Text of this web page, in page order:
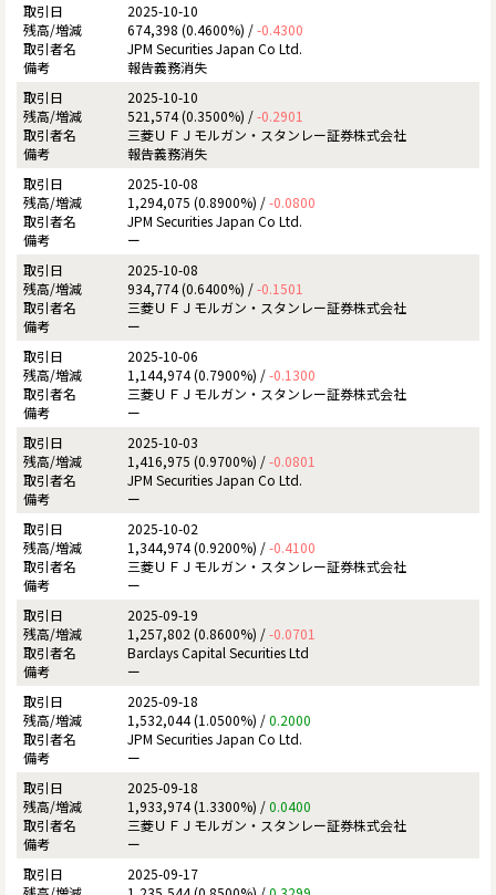
2025-10-10
674,398 (0.4600%) /-0.4300
JPM Securities Japan Co Ltd.
報告義務消失
2025-10-10
521,574 (0.3500%) /-0.2901
三菱ＵＦＪモルガン・スタンレー証券株式会社
報告義務消失
2025-10-08
1,294,075 (0.8900%) /-0.0800
JPM Securities Japan Co Ltd.
ー
2025-10-08
934,774 (0.6400%) /-0.1501
三菱ＵＦＪモルガン・スタンレー証券株式会社
ー
2025-10-06
1,144,974 (0.7900%) /-0.1300
三菱ＵＦＪモルガン・スタンレー証券株式会社
ー
2025-10-03
1,416,975 (0.9700%) /-0.0801
JPM Securities Japan Co Ltd.
ー
2025-10-02
1,344,974 (0.9200%) /-0.4100
三菱ＵＦＪモルガン・スタンレー証券株式会社
ー
2025-09-19
1,257,802 (0.8600%) /-0.0701
Barclays Capital Securities Ltd
ー
2025-09-18
1,532,044 (1.0500%) /0.2000
JPM Securities Japan Co Ltd.
ー
2025-09-18
1,933,974 (1.3300%) /0.0400
三菱ＵＦＪモルガン・スタンレー証券株式会社
ー
2025-09-17